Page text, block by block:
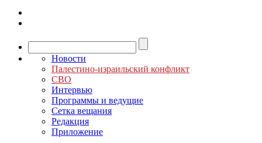
Новости
Палестино-израильский конфликт
СВО
Интервью
Программы и ведущие
Сетка вещания
Редакция
Приложение